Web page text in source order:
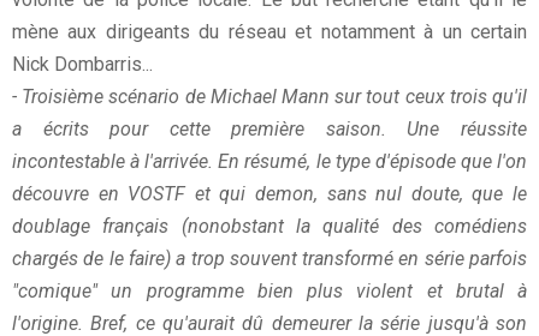
mène aux dirigeants du réseau et notamment à un certain
Nick Dombarris...
- Troisième scénario de Michael Mann sur tout ceux trois qu'il
a écrits pour cette première saison. Une réussite
incontestable à l'arrivée. En résumé, le type d'épisode que l'on
découvre en VOSTF et qui demon, sans nul doute, que le
doublage français (nonobstant la qualité des comédiens
chargés de le faire) a trop souvent transformé en série parfois
"comique" un programme bien plus violent et brutal à
l'origine. Bref, ce qu'aurait dû demeurer la série jusqu'à son